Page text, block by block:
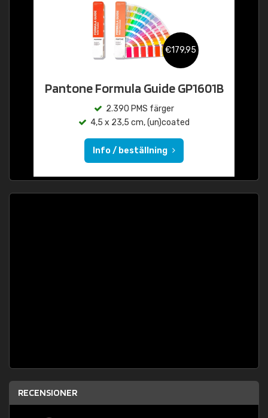
€179,95
Pantone Formula Guide GP1601B
2.390 PMS färger
4,5 x 23,5 cm, (un)coated
Info / beställning
RECENSIONER